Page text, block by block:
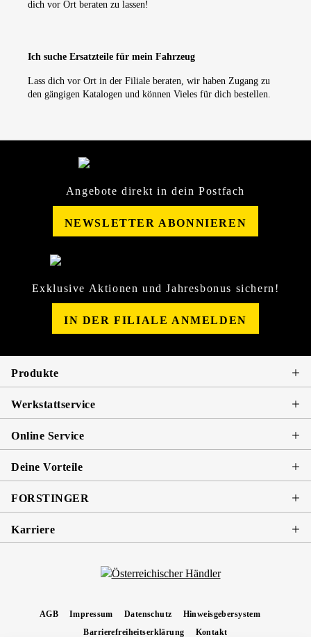
dich vor Ort beraten zu lassen!
Ich suche Ersatzteile für mein Fahrzeug
Lass dich vor Ort in der Filiale beraten, wir haben Zugang zu
den gängigen Katalogen und können Vieles für dich bestellen.
Angebote direkt in dein Postfach
NEWSLETTER ABONNIEREN
Exklusive Aktionen und Jahresbonus sichern!
IN DER FILIALE ANMELDEN
Produkte
Werkstattservice
Online Service
Deine Vorteile
FORSTINGER
Karriere
AGB Impressum Datenschutz
Hinweisgebersystem
Barrierefreiheitserklärung
Kontakt